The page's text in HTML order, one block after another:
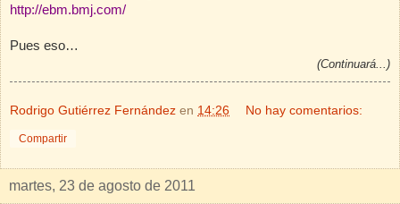
http://ebm.bmj.com/
Pues eso…
(Continuará...)
Rodrigo Gutiérrez Fernández en 14:26 No hay comentarios:
Compartir
martes, 23 de agosto de 2011